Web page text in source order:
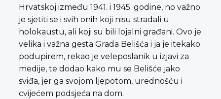
Hrvatskoj između 1941. i 1945. godine, no važno
je sjetiti se i svih onih koji nisu stradali u
holokaustu, ali koji su bili lojalni građani. Ovo je
velika i važna gesta Grada Belišća i ja je itekako
podupirem, rekao je veleposlanik u izjavi za
medije, te dodao kako mu se Belišće jako
sviđa, jer ga svojom ljepotom, urednošću i
cvijećem podsjeća na dom.